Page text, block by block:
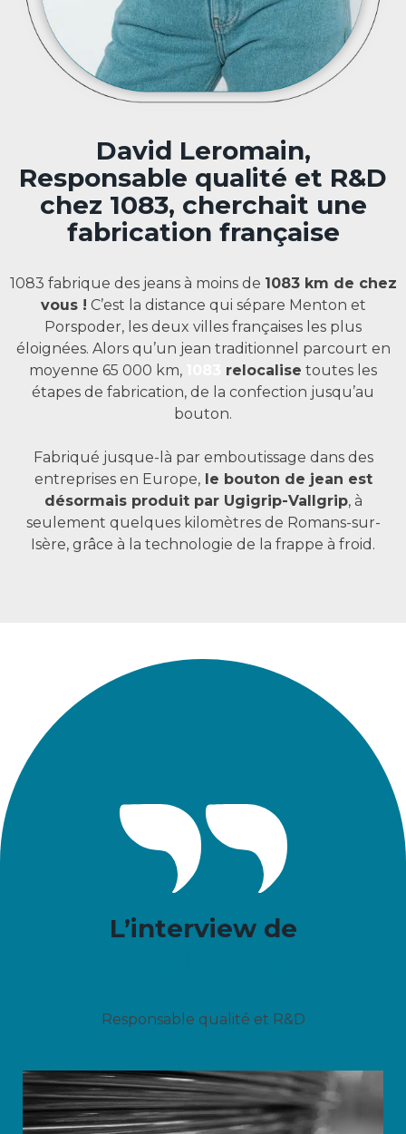
David Leromain,
Responsable qualité et R&D
chez 1083, cherchait une
fabrication française
1083 fabrique des jeans à moins de 1083 km de chez
vous ! C’est la distance qui sépare Menton et
Porspoder, les deux villes françaises les plus
éloignées. Alors qu’un jean traditionnel parcourt en
moyenne 65 000 km,
relocalise toutes les
étapes de fabrication, de la confection jusqu’au
bouton.
Fabriqué jusque-là par emboutissage dans des
entreprises en Europe,le bouton de jean est
désormais produit par Ugigrip-Vallgrip, à
seulement quelques kilomètres de Romans-sur-
Isère, grâce à la technologie de la frappe à froid.
L’interview de
Responsable qualité et R&D